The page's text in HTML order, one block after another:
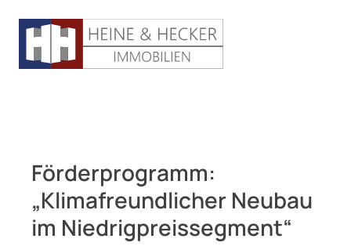
Förderprogramm:
„Klimafreundlicher Neubau
im Niedrigpreissegment“